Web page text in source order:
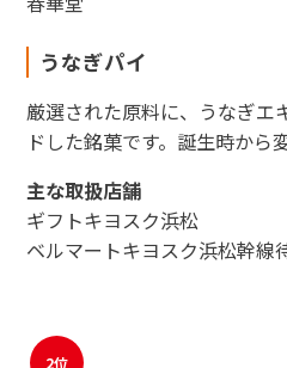
うなぎパイ
厳選された原料に、うなぎエ
ドした銘菓です。誕生時から
主な取扱店舗
ギフトキヨスク浜松
ベルマートキヨスク浜松幹線
2位